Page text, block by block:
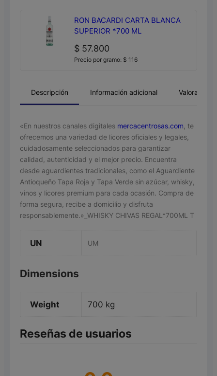
RON BACARDI CARTA BLANCA
SUPERIOR *700 ML
$57.800
Precio por gramo: $ 116
Descripción Información adicional
«En nuestros canales digitales mercacentrosas.com , te
ofrecemos una variedad de licores oficiales y legales,
cuidadosamente seleccionados para garantizar
calidad, autenticidad y el mejor precio. Encuentra
desde aguardientes tradicionales, como el Aguardiente
Antioqueño Tapa Roja y Tapa Verde sin azúcar, whisky,
vinos y licores premium para cada ocasión. Compra de
forma segura, recibe a domicilio y disfruta
responsablemente.»_WHISKY CHIVAS REGAL*700ML T
UN UM
Dimensions
Weight 700 kg
Reseñas de usuarios